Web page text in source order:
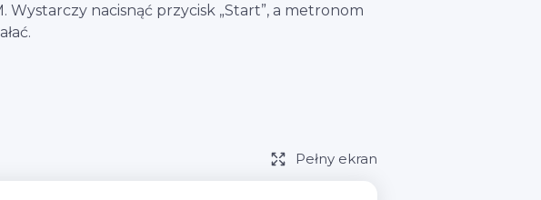
nacisnąć przycisk „Start”, a metronom
Pełny ekran